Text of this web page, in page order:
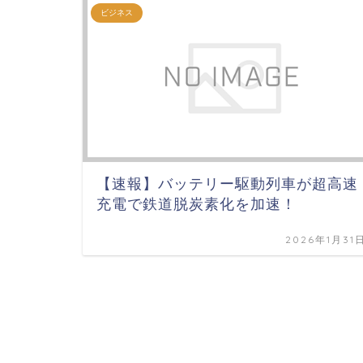
ビジネス
【速報】バッテリー駆動列車が超高速
充電で鉄道脱炭素化を加速！
2026年1月31